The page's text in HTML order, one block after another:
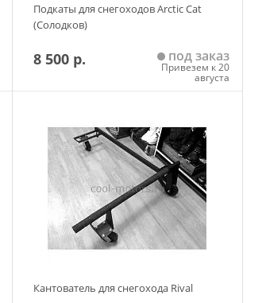
Подкаты для снегоходов Arctic Cat
(Солодков)
8 500 р. под заказ
Привезем к 20
августа
Кантователь для снегохода Rival